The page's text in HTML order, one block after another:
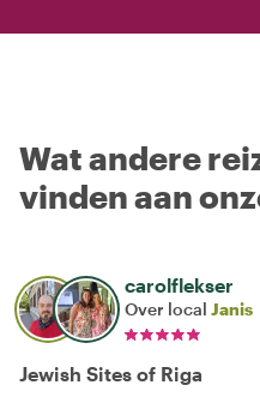
Wat andere
vinden aan
carolflekser
Over local Janis
Jewish Sites of Riga